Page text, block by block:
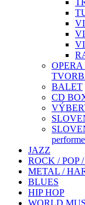
BALET
CD
JAZZ
ROCK / POP
METAL /
BLUES
HIP HOP
WORLD